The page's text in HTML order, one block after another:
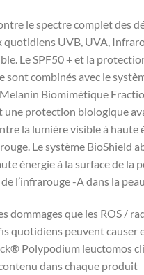
le spectre complet des
UVB, UVA,
Le SPF50 + et la
sont combinés avec le
Melanin Biomimétique
une protection biologique
la lumière visible à haute
Le système BioShield
énergie à la surface de la
l’infrarouge -A dans la
dommages que les ROS /
quotidiens peuvent causer
Polypodium leuctomos
dans chaque produit